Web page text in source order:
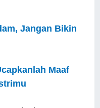
Jangan Bikin
Maaf